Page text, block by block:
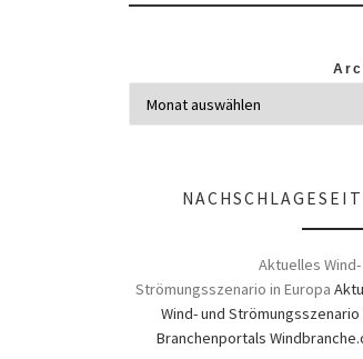
Aktuelles Wind-
Strömungsszenario in Europa
Wind- und
Branchenportals